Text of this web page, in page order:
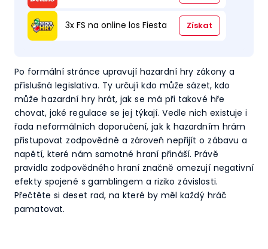
3x FS na online los Fiesta Získat
Po formální stránce upravují hazardní hry zákony a
příslušná legislativa. Ty určují kdo může sázet, kdo
může hazardní hry hrát, jak se má při takové hře
chovat, jaké regulace se jej týkají. Vedle nich existuje i
řada neformálních doporučení, jak k hazardním hrám
přistupovat zodpovědně a zároveň nepřijít o zábavu a
napětí, které nám samotné hraní přináší. Právě
pravidla zodpovědného hraní značně omezují negativní
efekty spojené s gamblingem a riziko závislosti.
Přečtěte si deset rad, na které by měl každý hráč
pamatovat.